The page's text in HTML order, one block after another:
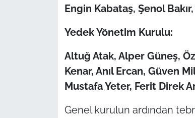
Engin Kabataş, Şenol
Yedek Yönetim Kurulu:
Altuğ Atak, Alper Güneş,
Kenar, Anıl Ercan, Güven
Mustafa Yeter, Ferit Direk
Genel kurulun ardından